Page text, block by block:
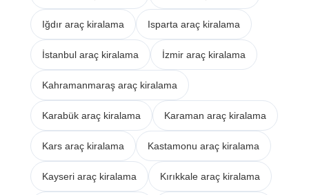
Iğdır araç kiralama Isparta araç kiralama
İstanbul araç kiralama İzmir araç kiralama
Kahramanmaraş araç kiralama
Karabük araç kiralama Karaman araç kiralama
Kars araç kiralama Kastamonu araç kiralama
Kayseri araç kiralama Kırıkkale araç kiralama